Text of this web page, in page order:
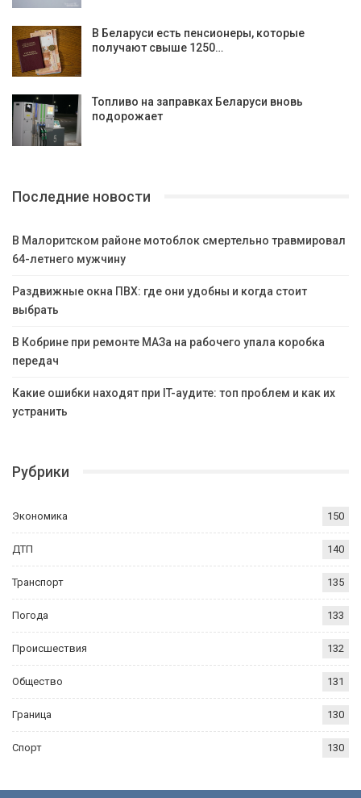
В Беларуси есть пенсионеры, которые
получают свыше 1250…
Топливо на заправках Беларуси вновь
подорожает
Последние новости
В Малоритском районе мотоблок смертельно травмировал
64-летнего мужчину
Раздвижные окна ПВХ: где они удобны и когда стоит
выбрать
В Кобрине при ремонте МАЗа на рабочего упала коробка
передач
Какие ошибки находят при IT-аудите: топ проблем и как их
устранить
Рубрики
Экономика 150
ДТП 140
Транспорт 135
Погода 133
Происшествия 132
Общество 131
Граница 130
Спорт 130